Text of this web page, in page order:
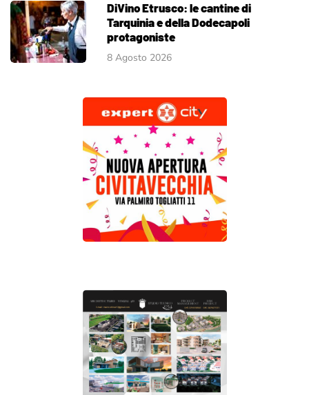
DiVino Etrusco: le cantine di
Tarquinia e della Dodecapoli
protagoniste
8 Agosto 2026